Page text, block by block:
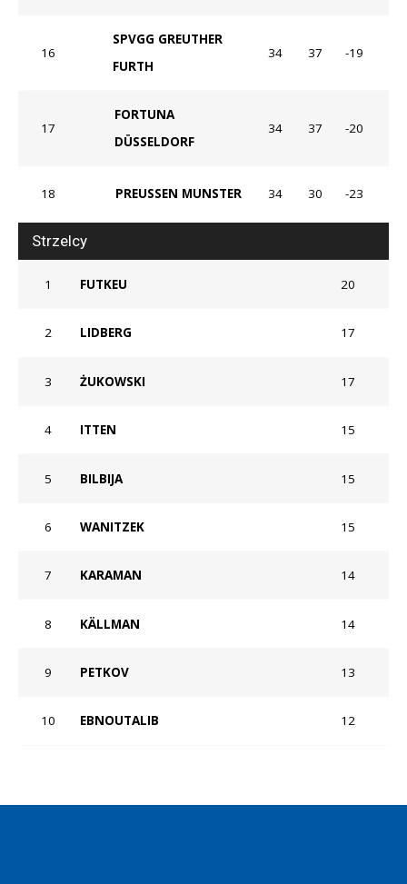
16
SPVGG GREUTHER
FURTH
34 37 -19
17
FORTUNA
DÜSSELDORF
34 37 -20
18 PREUSSEN MUNSTER 34 30 -23
Strzelcy
1 FUTKEU 20
2 LIDBERG 17
3 ŻUKOWSKI 17
4 ITTEN 15
5 BILBIJA 15
6 WANITZEK 15
7 KARAMAN 14
8 KÄLLMAN 14
9 PETKOV 13
10 EBNOUTALIB 12